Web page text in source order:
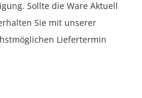
Sollte die Ware Aktuell
Sie mit unserer
Liefertermin